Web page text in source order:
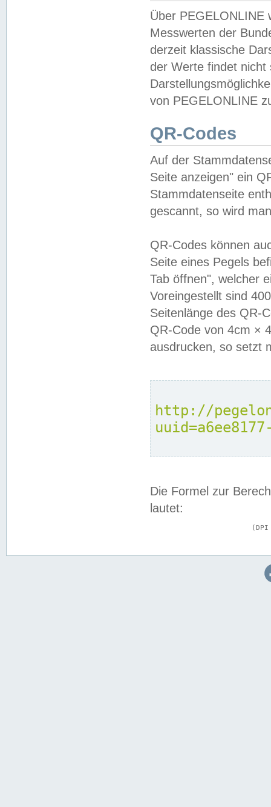
Über PEGELONLINE
Messwerten der
derzeit klassische
der Werte findet
von PEGELONLINE
QR-Codes
Auf der
Seite anzeigen" ein
Stammdatenseite
gescannt, so wird
QR-Codes können
Seite eines Pegels
Tab öffnen", welcher
Voreingestellt sind
Seitenlänge des QR-
QR-Code von 4cm ×
ausdrucken, so setzt
http://
Die Formel zur
lautet: